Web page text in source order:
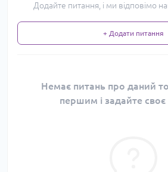
Додайте питання, і ми відповімо
+ Додати питання
Немає питань про даний
першим і задайте своє